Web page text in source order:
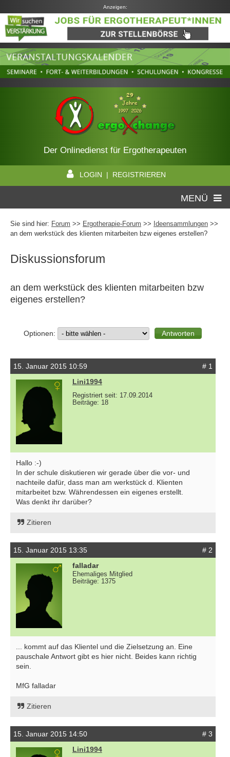
Anzeigen:
Der Onlinedienst für Ergotherapeuten
LOGIN | REGISTRIEREN
MENÜ
Sie sind hier: Forum >> Ergotherapie-Forum >> Ideensammlungen >>
an dem werkstück des klienten mitarbeiten bzw eigenes erstellen?
Diskussionsforum
an dem werkstück des klienten mitarbeiten bzw
eigenes erstellen?
Optionen:
15. Januar 2015 10:59
# 1
Lini1994
Registriert seit: 17.09.2014
Beiträge: 18
Hallo :-)
In der schule diskutieren wir gerade über die vor- und
nachteile dafür, dass man am werkstück d. Klienten
mitarbeitet bzw. Währendessen ein eigenes erstellt.
Was denkt ihr darüber?
Zitieren
15. Januar 2015 13:35
# 2
falladar
Ehemaliges Mitglied
Beiträge: 1375
... kommt auf das Klientel und die Zielsetzung an. Eine
pauschale Antwort gibt es hier nicht. Beides kann richtig
sein.
MfG falladar
Zitieren
15. Januar 2015 14:50
# 3
Lini1994